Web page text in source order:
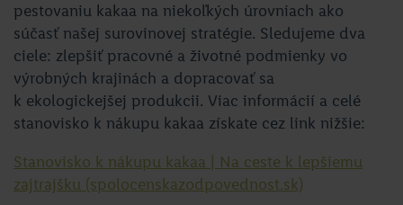
pestovaniu kakaa na niekoľkých úrovniach ako
súčasť našej surovinovej stratégie. Sledujeme dva
ciele: zlepšiť pracovné a životné podmienky vo
výrobných krajinách a dopracovať sa
k ekologickejšej produkcii. Viac informácií a celé
stanovisko k nákupu kakaa získate cez link nižšie:
Stanovisko k nákupu kakaa | Na ceste k lepšiemu
zajtrajšku (spolocenskazodpovednost.sk)